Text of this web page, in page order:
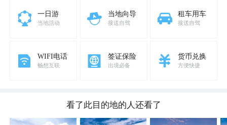
一日游
当地活动
当地向导
接送自驾
租车用车
接送自驾
WIFI电话
畅想互联
签证保险
出境必备
货币兑换
方便快捷
看了此目的地的人还看了